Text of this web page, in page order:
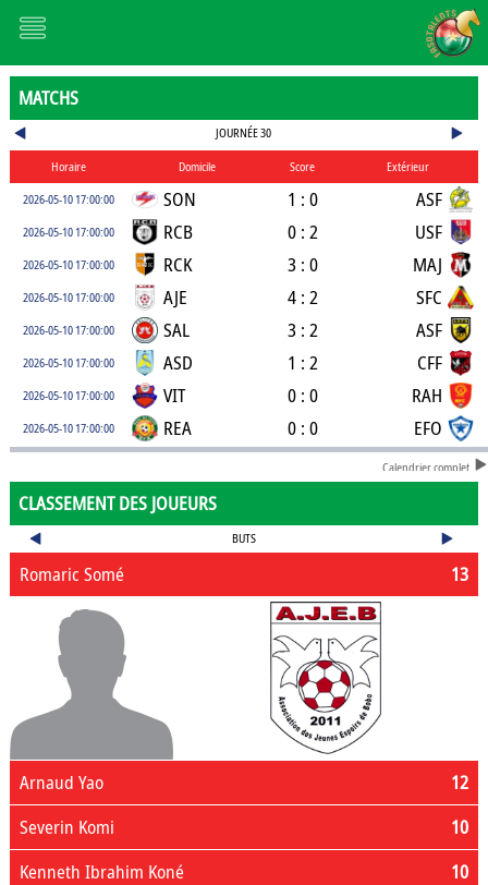
MATCHS
JOURNÉE 30
Horaire Domicile Score
Extérieur
2026-05-10 17:00:00
SON 1 : 0 ASF
2026-05-10 17:00:00 RCB 0 : 2 USF
2026-05-10 17:00:00 RCK 3 : 0 MAJ
2026-05-10 17:00:00 AJE 4 : 2 SFC
2026-05-10 17:00:00 SAL 3 : 2 ASF
2026-05-10 17:00:00 ASD 1 : 2 CFF
2026-05-10 17:00:00 VIT 0 : 0 RAH
2026-05-10 17:00:00 REA 0 : 0 EFO
Calendrier complet
CLASSEMENT DES JOUEURS
BUTS
13
Romaric Somé
12
Arnaud Yao
10
Severin Komi
10
Kenneth Ibrahim Koné